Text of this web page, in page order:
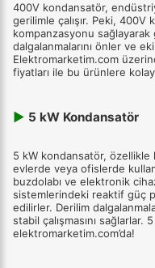
400V kondansatör,
gerilimle çalışır. Peki,
kompanzasyonu
dalgalanmalarını önler ve
Elektromarketim.com
fiyatları ile bu ürünlere
▶ 5 kW Kondansatör
5 kW kondansatör,
evlerde veya ofislerde
buzdolabı ve elektronik
sistemlerindeki reaktif güç
edilirler. Derilim
stabil çalışmasını
elektromarketim.com’da!